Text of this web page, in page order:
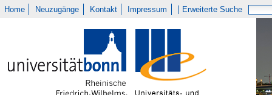
Home Neuzugänge Kontakt Impressum Erweiterte Suche